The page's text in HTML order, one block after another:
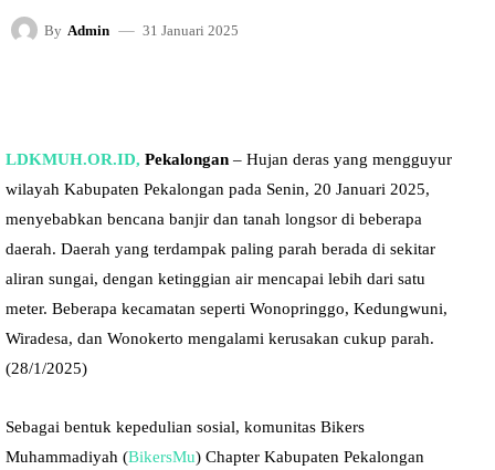
By Admin 31 Januari 2025
LDKMUH.OR.ID, Pekalongan – Hujan deras yang mengguyur
wilayah Kabupaten Pekalongan pada Senin, 20 Januari 2025,
menyebabkan bencana banjir dan tanah longsor di beberapa
daerah. Daerah yang terdampak paling parah berada di sekitar
aliran sungai, dengan ketinggian air mencapai lebih dari satu
meter. Beberapa kecamatan seperti Wonopringgo, Kedungwuni,
Wiradesa, dan Wonokerto mengalami kerusakan cukup parah.
(28/1/2025)
Sebagai bentuk kepedulian sosial, komunitas Bikers
Muhammadiyah (BikersMu) Chapter Kabupaten Pekalongan